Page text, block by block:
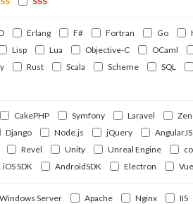
Erlang F# Fortran Go
Lisp Lua Objective-C OCaml
Rust Scala Scheme SQL
CakePHP Symfony Laravel
Django Node.js jQuery AngularJS
Revel Unity Unreal Engine
iOS SDK AndroidSDK Electron
Windows Server Apache Nginx
IIS